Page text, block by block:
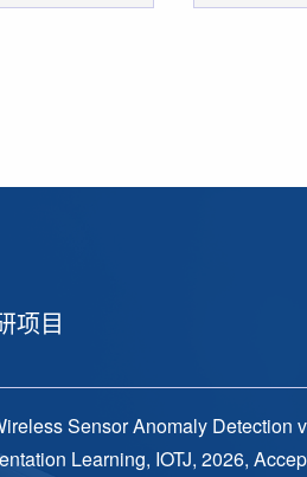
项目
Sensor Anomaly Detection
Learning, IOTJ, 2026,